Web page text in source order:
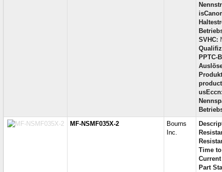
SVHC:
PPTC-
usEccn:
MF-NSMF035X-2
Bourns
Inc.
Time
Current
Part